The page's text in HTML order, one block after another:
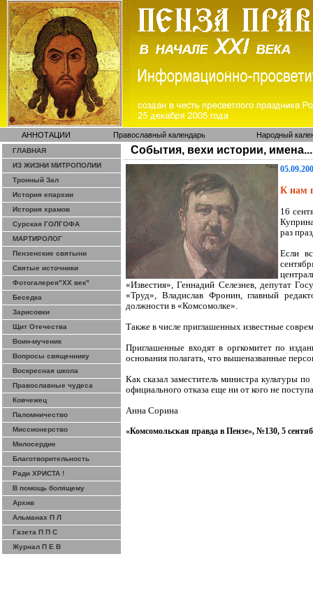
АННОТАЦИИ Православный календарь Народный
ГЛАВНАЯ
ИЗ ЖИЗНИ МИТРОПОЛИИ
Тронный Зал
История епархии
История храмов
Сурская ГОЛГОФА
МАРТИРОЛОГ
Пензенские святыни
Святые источники
Фотогалерея"ХХ век"
Беседка
Зарисовки
Щит Отечества
Воин-мученик
Вопросы священнику
Воскресная школа
Православные чудеса
Ковчежец
Паломничество
Миссионерство
Милосердие
Благотворительность
Ради ХРИСТА !
В помощь болящему
Архив
Альманах П Л
Газета П П С
Журнал П Е В
События, вехи истории, имена...
К нам
16
раз
Если
«Известия», Геннадий Селезнев, депутат
«Труд», Владислав Фронин, главный
должности в «Комсомолке».
Также в числе приглашенных известные
Приглашенные входят в оргкомитет по
основания полагать, что вышеназванные
Как сказал заместитель министра культуры
официального отказа еще ни от кого не
Анна Сорина
«Комсомольская правда в Пензе», №130, 5